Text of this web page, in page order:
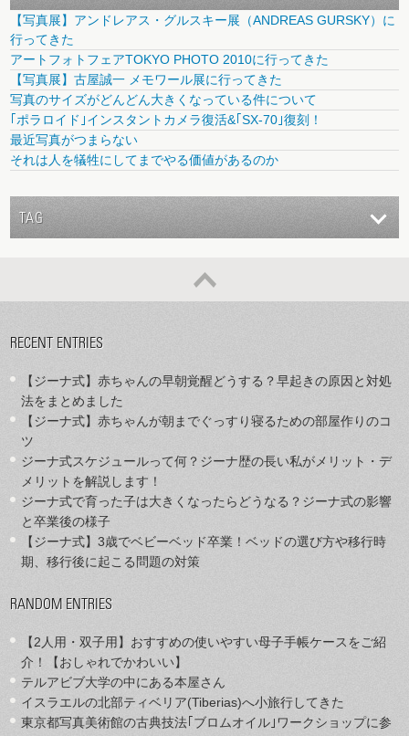
【写真展】アンドレアス・グルスキー展（ANDREAS GURSKY）に
行ってきた
アートフォトフェアTOKYO PHOTO 2010に行ってきた
【写真展】古屋誠一 メモワール展に行ってきた
写真のサイズがどんどん大きくなっている件について
｢ポラロイド｣インスタントカメラ復活&｢SX-70｣復刻！
最近写真がつまらない
それは人を犠牲にしてまでやる価値があるのか
TAG
RECENT ENTRIES
【ジーナ式】赤ちゃんの早朝覚醒どうする？早起きの原因と対処
法をまとめました
【ジーナ式】赤ちゃんが朝までぐっすり寝るための部屋作りのコ
ツ
ジーナ式スケジュールって何？ジーナ歴の長い私がメリット・デ
メリットを解説します！
ジーナ式で育った子は大きくなったらどうなる？ジーナ式の影響
と卒業後の様子
【ジーナ式】3歳でベビーベッド卒業！ベッドの選び方や移行時
期、移行後に起こる問題の対策
RANDOM ENTRIES
【2人用・双子用】おすすめの使いやすい母子手帳ケースをご紹
介！【おしゃれでかわいい】
テルアビブ大学の中にある本屋さん
イスラエルの北部ティベリア(Tiberias)へ小旅行してきた
東京都写真美術館の古典技法｢ブロムオイル｣ワークショップに参